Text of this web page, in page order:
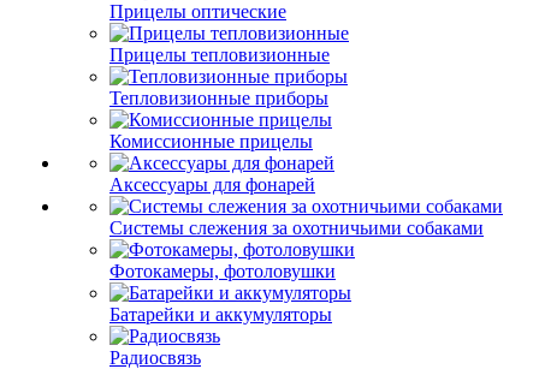
Прицелы оптические
Прицелы тепловизионные
Тепловизионные приборы
Комиссионные прицелы
Аксессуары для фонарей
Системы слежения за охотничьими собаками
Фотокамеры, фотоловушки
Батарейки и аккумуляторы
Радиосвязь